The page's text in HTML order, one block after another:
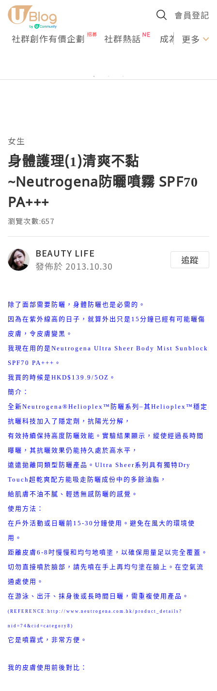
會員登記
社群創作有價企劃 社群熱話 成為U更多
女生
身體護理(1)清爽不黏
~Neutrogena防曬噴霧 SPF70
PA+++
瀏覽次數:657
BEAUTY LIFE
發佈於 2013.10.30
追蹤
除了面部需要防曬，身體防曬也是必需的。
因為在紫外線高的日子，就算外出只是15分鐘已經有可能曬傷
皮膚，令皮膚變黑。
我現在用的是Neutrogena Ultra Sheer Body Mist Sunblock
SPF70 PA+++。
我買的時候是HKD$139.9/5OZ。
簡介：
全新Neutrogena®Helioplex™防曬系列–其Helioplex™穩定
抗曬科技加入了隱定劑，抗陽光分解，
有效持續保持高度防曬效能。實驗結果顯示，縱使經過長時間
曝曬，其抗曬效果仍能持久處於高水平，
遠遠拋離同類型防曬產品。Ultra Sheer系列具有獨特Dry
Touch超乾爽配方能吸走防曬成份中的多餘油脂，
給肌膚不油不膩、輕透無感防曬的感覺。
使用方法：
在戶外活動或日曬前15-30分鐘使用。避免在風大的環境使
用。
距離皮膚6-8吋慢慢和均勻地噴塗，以碓保用量足以完全覆蓋。
切勿直接噴於臉部，請先噴在手上再均勻塗在臉上。在空氣流
通處使用。
在游泳、出汗、抹身後或長時間日曬，需重複使用產品。
(REFERENCE:http://www.neutrogena.com.hk/product_details?
nid=74&cid=category8)
它是噴霧式，非常方便。
我的皮膚使用前後對比：